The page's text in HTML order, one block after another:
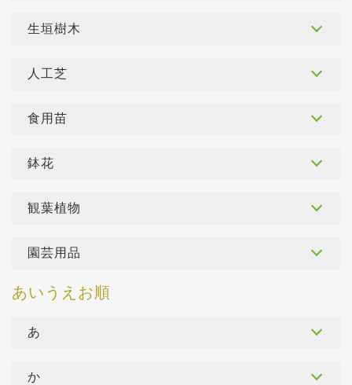
生垣樹木
人工芝
食用苗
鉢花
観葉植物
園芸用品
あ
か